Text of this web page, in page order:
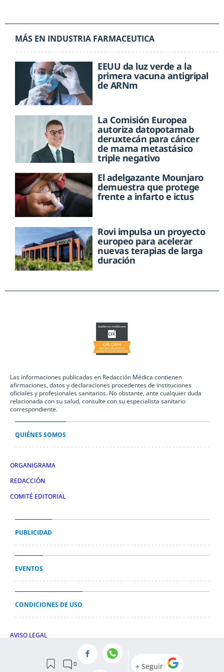
MÁS EN INDUSTRIA FARMACEUTICA
EEUU da luz verde a la
primera vacuna antigripal
de ARNm
La Comisión Europea
autoriza datopotamab
deruxtecán para cáncer
de mama metastásico
triple negativo
El adelgazante Mounjaro
demuestra que protege
frente a infarto e ictus
Rovi impulsa un proyecto
europeo para acelerar
nuevas terapias de larga
duración
Las informaciones publicadas en Redacción Médica contienen
afirmaciones, datos y declaraciones procedentes de instituciones
oficiales y profesionales sanitarios. No obstante, ante cualquier duda
relacionada con su salud, consulte con su especialista sanitario
correspondiente.
QUIÉNES SOMOS
ORGANIGRAMA
REDACCIÓN
COMITÉ EDITORIAL
PUBLICIDAD
EVENTOS
CONDICIONES DE USO
AVISO LEGAL
POLÍTICA DE COOKIES